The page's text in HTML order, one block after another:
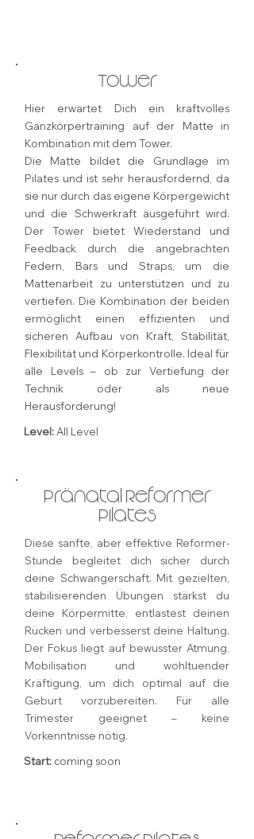
Tower
Hier erwartet Dich ein kraftvolles
Ganzkörpertraining auf der Matte in
Kombination mit dem Tower.
Die Matte bildet die Grundlage im
Pilates und ist sehr herausfordernd, da
sie nur durch das eigene Körpergewicht
und die Schwerkraft ausgeführt wird.
Der Tower bietet Wiederstand und
Feedback durch die angebrachten
Federn, Bars und Straps, um die
Mattenarbeit zu unterstützen und zu
vertiefen. Die Kombination der beiden
ermöglicht einen effizienten und
sicheren Aufbau von Kraft, Stabilität,
Flexibilität und Körperkontrolle. Ideal für
alle Levels – ob zur Vertiefung der
Technik oder als neue
Herausforderung!
Level: All Level
Pränatal Reformer
Pilates
Diese sanfte, aber effektive Reformer-
Stunde begleitet dich sicher durch
deine Schwangerschaft. Mit gezielten,
stabilisierenden Übungen stärkst du
deine Körpermitte, entlastest deinen
Rücken und verbesserst deine Haltung.
Der Fokus liegt auf bewusster Atmung,
Mobilisation und wohltuender
Kräftigung, um dich optimal auf die
Geburt vorzubereiten. Für alle
Trimester geeignet – keine
Vorkenntnisse nötig.
Start: coming soon